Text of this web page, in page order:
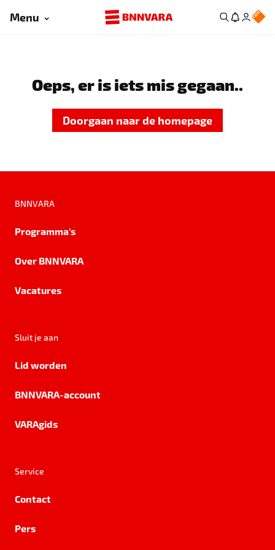
Menu
Oeps, er is iets mis gegaan..
Doorgaan naar de homepage
BNNVARA
Programma's
Over BNNVARA
Vacatures
Sluit je aan
Lid worden
BNNVARA-account
VARAgids
Service
Contact
Pers